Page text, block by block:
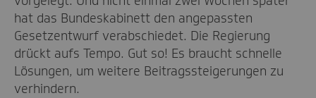
hat das Bundeskabinett den angepassten
Gesetzentwurf verabschiedet. Die Regierung
drückt aufs Tempo. Gut so! Es braucht schnelle
Lösungen, um weitere Beitragssteigerungen zu
verhindern.